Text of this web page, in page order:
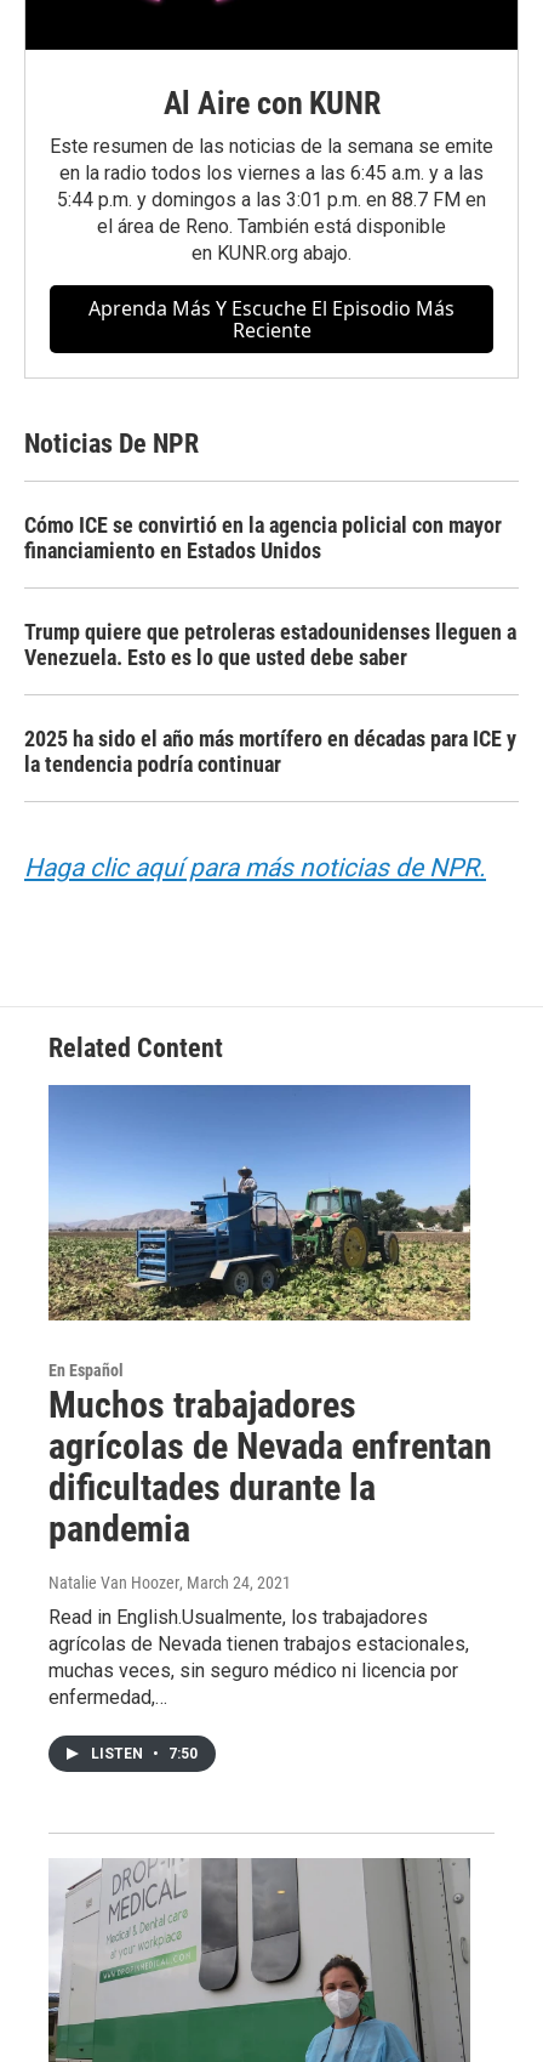
Al Aire con KUNR
Este resumen de las noticias de la semana se emite
en la radio todos los viernes a las 6:45 a.m. y a las
5:44 p.m. y domingos a las 3:01 p.m. en 88.7 FM en
el área de Reno. También está disponible
en KUNR.org abajo.
Aprenda Más Y Escuche El Episodio Más
Reciente
Noticias De NPR
Cómo ICE se convirtió en la agencia policial con mayor
financiamiento en Estados Unidos
Trump quiere que petroleras estadounidenses lleguen a
Venezuela. Esto es lo que usted debe saber
2025 ha sido el año más mortífero en décadas para ICE y
la tendencia podría continuar
Haga clic aquí para más noticias de NPR.
Related Content
En Español
Muchos trabajadores
agrícolas de Nevada enfrentan
dificultades durante la
pandemia
Natalie Van Hoozer, March 24, 2021
Read in English.Usualmente, los trabajadores
agrícolas de Nevada tienen trabajos estacionales,
muchas veces, sin seguro médico ni licencia por
enfermedad,…
LISTEN • 7:50